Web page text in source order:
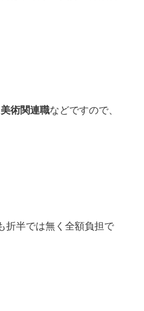
術関連職などですので、
折半では無く全額負担で